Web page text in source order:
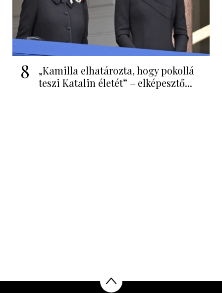
8
„Kamilla elhatározta, hogy pokollá
teszi Katalin életét” – elképesztő...